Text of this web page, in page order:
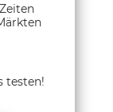
testen!